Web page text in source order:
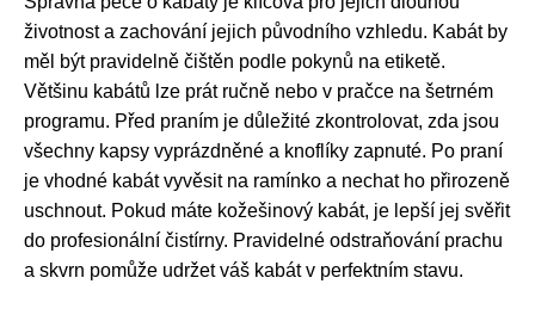
životnost a zachování jejich původního vzhledu. Kabát by
měl být pravidelně čištěn podle pokynů na etiketě.
Většinu kabátů lze prát ručně nebo v pračce na šetrném
programu. Před praním je důležité zkontrolovat, zda jsou
všechny kapsy vyprázdněné a knoflíky zapnuté. Po praní
je vhodné kabát vyvěsit na ramínko a nechat ho přirozeně
uschnout. Pokud máte kožešinový kabát, je lepší jej svěřit
do profesionální čistírny. Pravidelné odstraňování prachu
a skvrn pomůže udržet váš kabát v perfektním stavu.